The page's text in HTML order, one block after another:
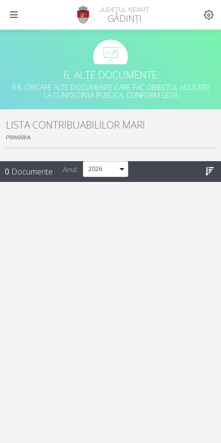
JUDEȚUL NEAMȚ
GÂDINȚI
6. ALTE DOCUMENTE
6.8. ORICARE ALTE DOCUMENTE CARE FAC OBIECTUL ADUCERII
LA CUNOȘTINȚĂ PUBLICĂ, CONFORM LEGII
LISTA CONTRIBUABILILOR MARI
PRIMĂRIA
0 Documente Anul: